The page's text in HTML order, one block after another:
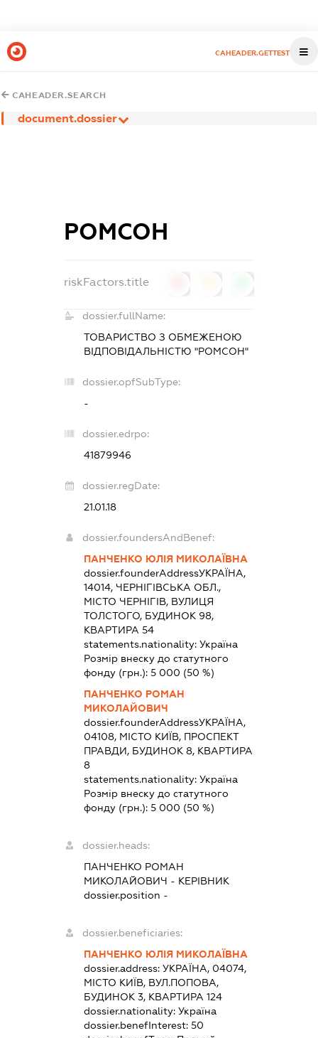
CAHEADER.GETTEST
CAHEADER.SEARCH
document.dossier
РОМСОН
riskFactors.title
dossier.fullName:
ТОВАРИСТВО З ОБМЕЖЕНОЮ
ВІДПОВІДАЛЬНІСТЮ "РОМСОН"
dossier.opfSubType:
-
dossier.edrpo:
41879946
dossier.regDate:
21.01.18
dossier.foundersAndBenef:
ПАНЧЕНКО ЮЛІЯ МИКОЛАЇВНА
dossier.founderAddressУКРАЇНА,
14014, ЧЕРНІГІВСЬКА ОБЛ.,
МІСТО ЧЕРНІГІВ, ВУЛИЦЯ
ТОЛСТОГО, БУДИНОК 98,
КВАРТИРА 54
statements.nationality:Україна
Розмір внеску до статутного
фонду (грн.):5 000 (50 %)
ПАНЧЕНКО РОМАН
МИКОЛАЙОВИЧ
dossier.founderAddressУКРАЇНА,
04108, МІСТО КИЇВ, ПРОСПЕКТ
ПРАВДИ, БУДИНОК 8, КВАРТИРА
8
statements.nationality:Україна
Розмір внеску до статутного
фонду (грн.):5 000 (50 %)
dossier.heads:
ПАНЧЕНКО РОМАН
МИКОЛАЙОВИЧ - КЕРІВНИК
dossier.position -
dossier.beneficiaries:
ПАНЧЕНКО ЮЛІЯ МИКОЛАЇВНА
dossier.address:УКРАЇНА, 04074,
МІСТО КИЇВ, ВУЛ.ПОПОВА,
БУДИНОК 3, КВАРТИРА 124
dossier.nationality:Україна
dossier.benefInterest:50